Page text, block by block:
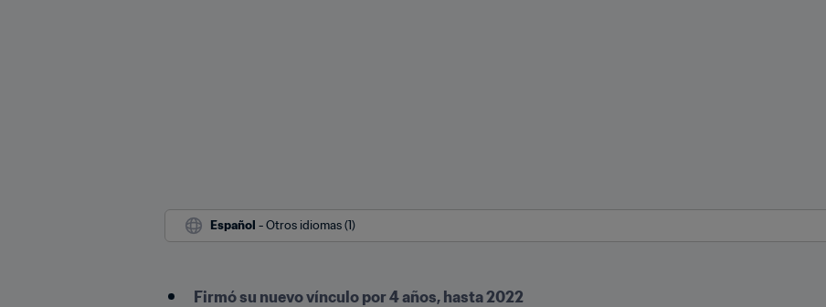
Español - Otros idiomas (1)
Firmó su nuevo vínculo por 4 años, hasta 2022